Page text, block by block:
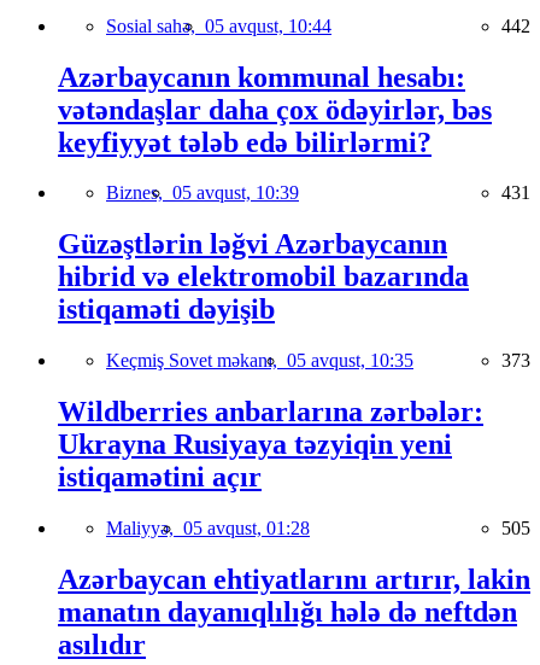
Sosial sahə, 05 avqust, 10:44 442
Azərbaycanın kommunal hesabı:
vətəndaşlar daha çox ödəyirlər, bəs
keyfiyyət tələb edə bilirlərmi?
Biznes, 05 avqust, 10:39 431
Güzəştlərin ləğvi Azərbaycanın
hibrid və elektromobil bazarında
istiqaməti dəyişib
Keçmiş Sovet məkanı, 05 avqust, 10:35 373
Wildberries anbarlarına zərbələr:
Ukrayna Rusiyaya təzyiqin yeni
istiqamətini açır
Maliyyə, 05 avqust, 01:28 505
Azərbaycan ehtiyatlarını artırır, lakin
manatın dayanıqlılığı hələ də neftdən
asılıdır